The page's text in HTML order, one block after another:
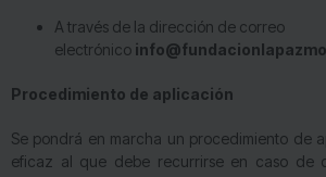
A través de la dirección de correo
electrónico
Procedimiento de aplicación
Se pondrá en marcha un procedimiento de
eficaz al que debe recurrirse en caso de